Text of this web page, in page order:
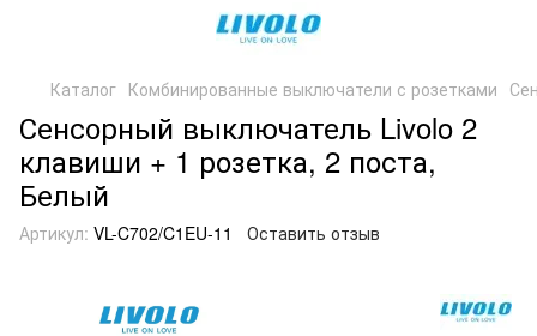
Каталог Комбинированные выключатели с розетками
Сенсорный выключатель Livolo 2
клавиши + 1 розетка, 2 поста,
Белый
Артикул: VL-C702/C1EU-11 Оставить отзыв